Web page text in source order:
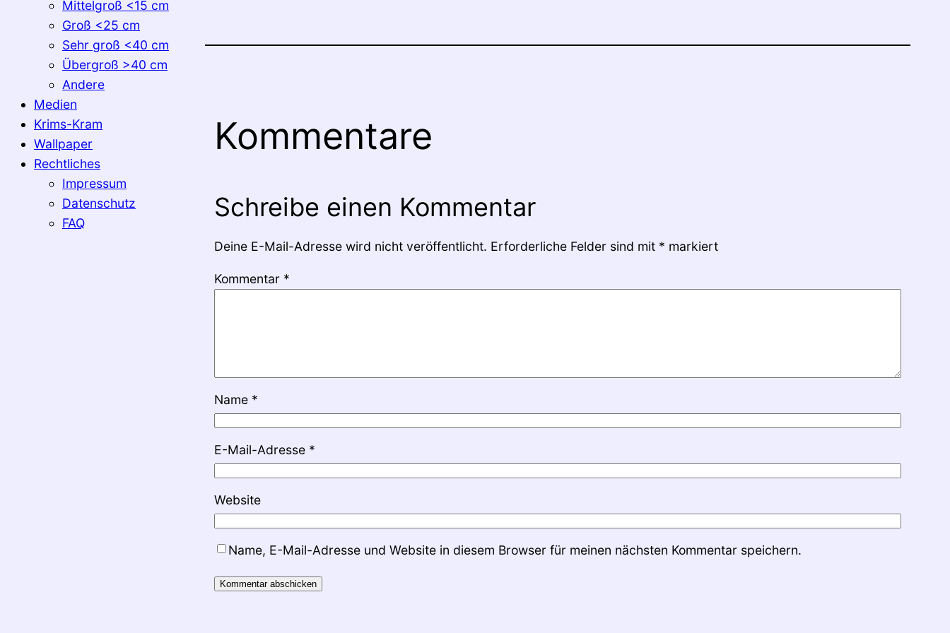
Mittelgroß <15 cm
Groß <25 cm
Sehr groß <40 cm
Übergroß >40 cm
Andere
Medien
Krims-Kram
Wallpaper
Rechtliches
Impressum
Datenschutz
FAQ
Kommentare
Schreibe einen Kommentar
Deine E-Mail-Adresse wird nicht veröffentlicht. Erforderliche Felder sind mit * markiert
Kommentar *
Name *
E-Mail-Adresse *
Website
Name, E-Mail-Adresse und Website in diesem Browser für meinen nächsten Kommentar speichern.